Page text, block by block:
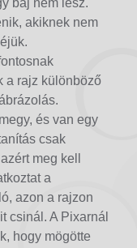
baj nem lesz.
akiknek nem
a rajz különböző
és van egy
csak
meg kell
a
azon a rajzon
csinál. A Pixarnál
hogy mögötte